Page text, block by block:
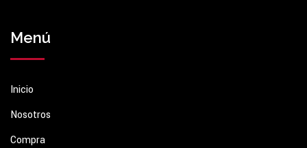
Menú
Inicio
Nosotros
Compra